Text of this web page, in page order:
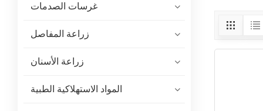
غرسات الصدمات
زراعة المفاصل
زراعة الأسنان
المواد الاستهلاكية الطبية